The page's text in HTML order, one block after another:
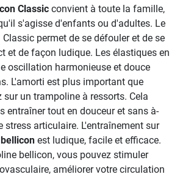
Classic convient à toute la famille,
s'agisse d'enfants ou d'adultes. Le
permet de se défouler et de se
et de façon ludique. Les élastiques en
oscillation harmonieuse et douce
L'amorti est plus important que
sur un trampoline à ressorts. Cela
entraîner tout en douceur et sans à-
stress articulaire. L'entraînement sur
est ludique, facile et efficace.
bellicon, vous pouvez stimuler
améliorer votre circulation